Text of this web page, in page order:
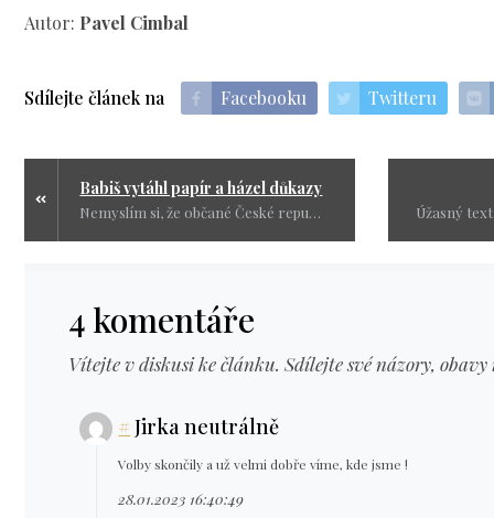
Autor: Pavel Cimbal
Sdílejte článek na Facebooku Twitteru
Babiš vytáhl papír a házel důkazy
Nemyslím si, že občané České republiky jsou nějaké ovce, kterým zavelí nějaký předseda nějaké strany, a to se týká i mě, a budou volit podle toho, jak si to přeje nějaký politik.
4 komentáře
Vítejte v diskusi ke článku. Sdílejte své názory,
#Jirka neutrálně
Volby skončily a už velmi dobře víme, kde jsme !
28.01.2023 16:40:49